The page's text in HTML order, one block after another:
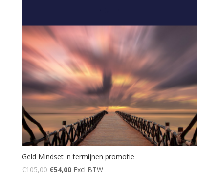
Geld Mindset in termijnen promotie
€105,00 €54,00 Excl BTW